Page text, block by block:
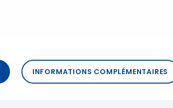
INFORMATIONS COMPLÉMENTAIRES